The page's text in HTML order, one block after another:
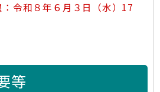
令和８年６月３日（水）17
等